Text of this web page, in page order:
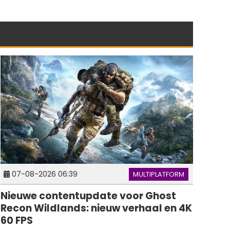
07-08-2026 06:39 MULTIPLATFORM
Nieuwe contentupdate voor Ghost
Recon Wildlands: nieuw verhaal en 4K
60 FPS